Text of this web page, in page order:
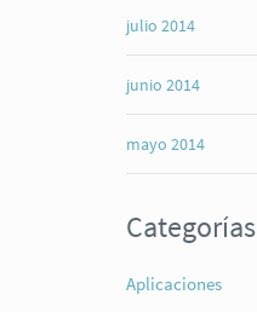
julio 2014
junio 2014
mayo 2014
Categorías
Aplicaciones